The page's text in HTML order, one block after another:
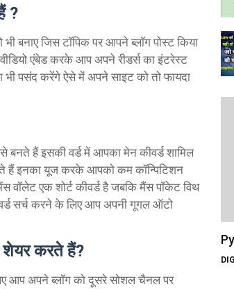
?
बनाए जिस टॉपिक पर आपने ब्लॉग पोस्ट किया
एंबेड करके आप अपने रीडर्स का इंटरेस्ट
पसंद करेंगे ऐसे में अपने साइट को तो फायदा
बनते हैं इसकी वर्ड में आपका मेन कीवर्ड शामिल
हैं इनका यूज करके आपको कम कॉन्पिटिशन
वॉलेट एक शोर्ट कीवर्ड है जबकि मैंस पॉकेट विथ
सर्च करने के लिए आप अपनी गूगल ऑटो
शेयर करते हैं?
आप अपने ब्लॉग को दूसरे सोशल चैनल पर